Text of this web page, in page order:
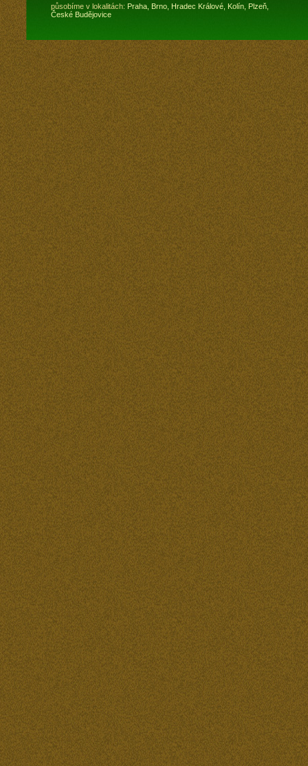
působíme v lokalitách: Praha, Brno, Hradec Králové, Kolín, Plzeň,
České Budějovice